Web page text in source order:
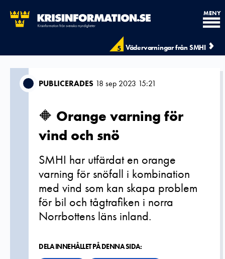
5 Vädervarningar från SMHI
MENY
PUBLICERADES 18 sep 2023 15:21
🔶 Orange varning för
vind och snö
SMHI har utfärdat en orange
varning för snöfall i kombination
med vind som kan skapa problem
för bil och tågtrafiken i norra
Norrbottens läns inland.
DELA INNEHÅLLET PÅ DENNA SIDA: